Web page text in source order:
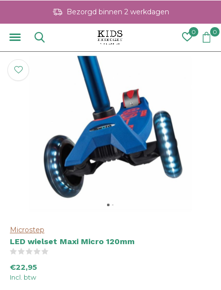
0 0
Bezorgd binnen 2 werkdagen
Microstep
LED wielset Maxi Micro 120mm
€22,95
Incl. btw